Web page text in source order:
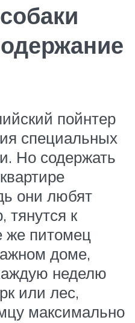
пойнтер
специальных
Но содержать
они любят
тянутся к
же питомец
доме,
неделю
или лес,
максимально